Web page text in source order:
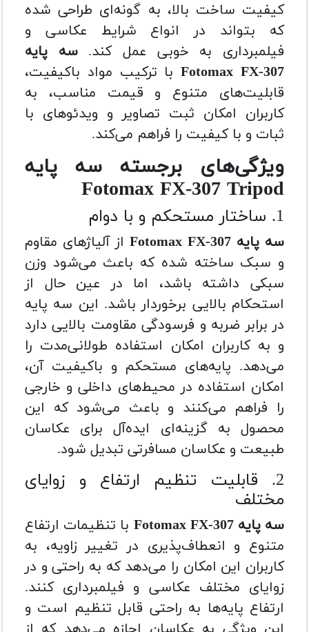
کیفیت ساخت بالا، به گونه‌ای طراحی شده
که بتواند در انواع شرایط عکاسی و
فیلمبرداری به خوبی عمل کند.سه پایه
Fotomax FX-307با ترکیب مواد باکیفیت،
قابلیت‌های متنوع و قیمت مناسب، به
کاربران امکان ثبت تصاویر و ویدئوهای با
ثبات و با کیفیت را فراهم می‌کند.
ویژگی‌های برجسته سه پایه
Fotomax FX-307 Tripod
1. ساختار مستحکم و با دوام
سه پایه Fotomax FX-307
از آلیاژهای مقاوم
و سبک ساخته شده که باعث می‌شود وزن
سبکی داشته باشد، اما در عین حال از
استحکام بالایی برخوردار باشد. این سه پایه
در برابر ضربه و فرسودگی مقاومت بالایی دارد
و به کاربران امکان استفاده طولانی‌مدت را
می‌دهد. پایه‌های مستحکم و باکیفیت آن،
امکان استفاده در محیط‌های داخلی و خارجی
را فراهم می‌کنند و باعث می‌شود که این
محصول به گزینه‌ای ایده‌آل برای عکاسان
طبیعت و عکاسان مسافرتی تبدیل شود.
2. قابلیت تنظیم ارتفاع و زوایای
مختلف
سه پایه Fotomax FX-307
با تنظیمات ارتفاع
متنوع و انعطاف‌پذیری در تغییر زاویه، به
کاربران این امکان را می‌دهد که به راحتی و در
زوایای مختلف عکاسی و فیلمبرداری کنند.
ارتفاع پایه‌ها به راحتی قابل تنظیم است و